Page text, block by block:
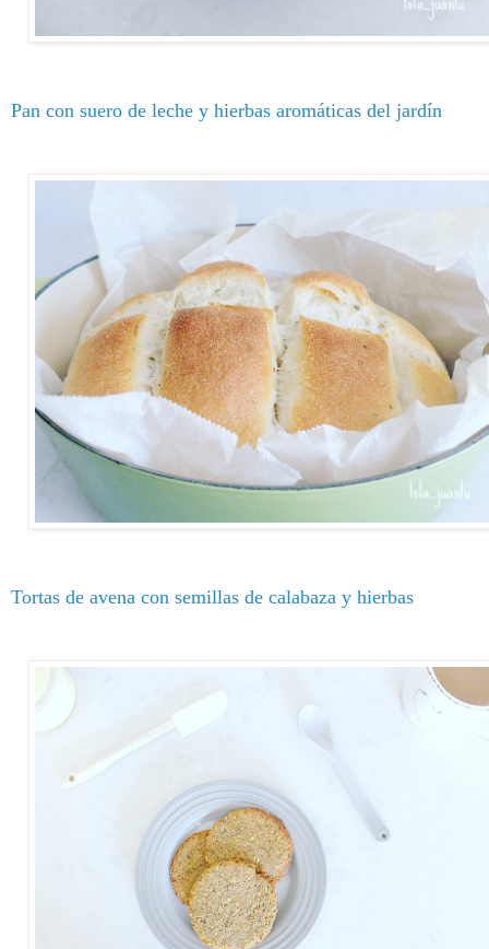
Pan con suero de leche y hierbas aromáticas del jardín
Tortas de avena con semillas de calabaza y hierbas